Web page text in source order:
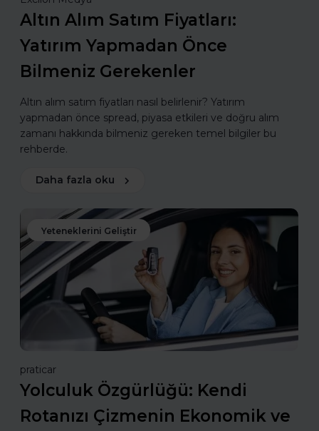
Altın Alım Satım Fiyatları:
Yatırım Yapmadan Önce
Bilmeniz Gerekenler
Altın alım satım fiyatları nasıl belirlenir? Yatırım
yapmadan önce spread, piyasa etkileri ve doğru alım
zamanı hakkında bilmeniz gereken temel bilgiler bu
rehberde.
Daha fazla oku
Yeteneklerini Geliştir
praticar
Yolculuk Özgürlüğü: Kendi
Rotanızı Çizmenin Ekonomik ve